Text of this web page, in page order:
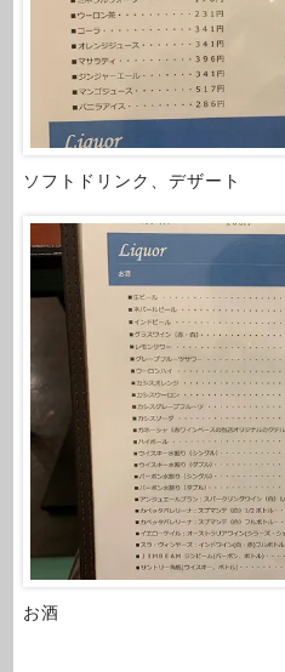
ソフトドリンク、デザート
お酒